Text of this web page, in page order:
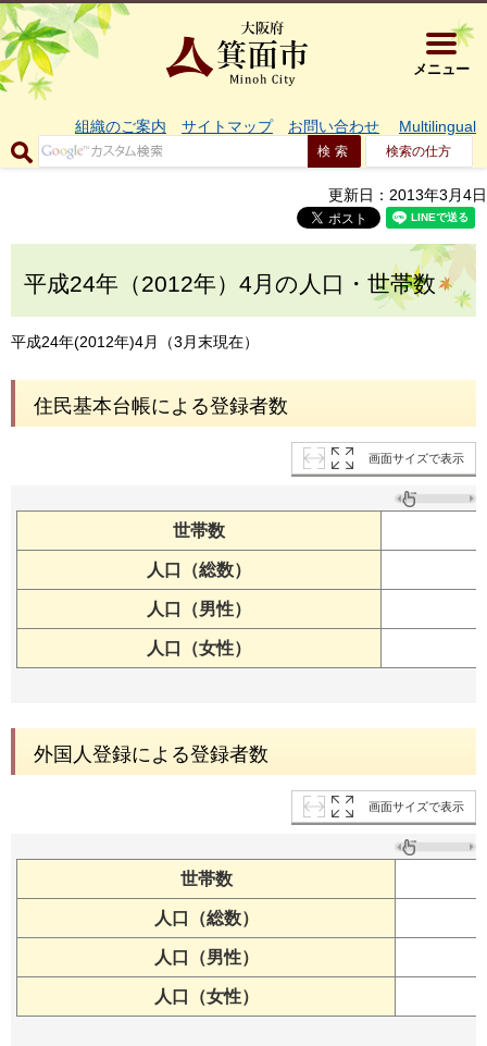
大阪府箕
メニュー
組織のご案内 サイトマップ お問い合わせ Multilingual
検索の仕方
更新日：2013年3月4日
平成24年（2012年）4月の人口・世帯数
平成24年(2012年)4月（3月末現在）
住民基本台帳による登録者数
画面サイズで表示
世帯数
人口（総数）
人口（男性）
人口（女性）
外国人登録による登録者数
画面サイズで表示
世帯数
人口（総数）
人口（男性）
人口（女性）